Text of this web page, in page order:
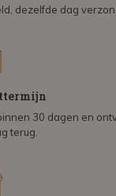
dezelfde dag
30 dagen en
terug.